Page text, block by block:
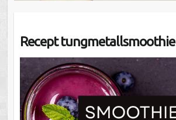
Recept tungmetallsmoothie